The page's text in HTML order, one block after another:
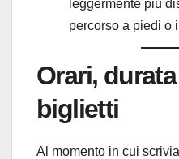
leggermente più
percorso a piedi o
Orari,
biglietti
Al momento in cui